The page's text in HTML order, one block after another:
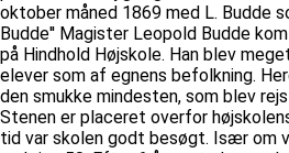
oktober måned 1869 med L. Budde
Budde'' Magister Leopold Budde
på Hindhold Højskole. Han blev
elever som af egnens befolkning.
den smukke mindesten, som blev
Stenen er placeret overfor
tid var skolen godt besøgt. Især om